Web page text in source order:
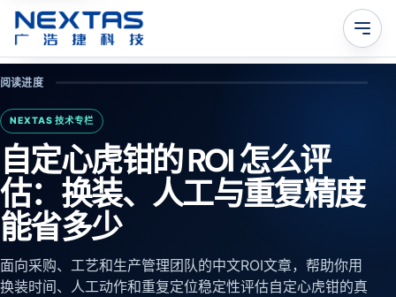
阅读进度
NEXTAS 技术专栏
自定心虎钳的 ROI 怎么评
估：换装、人工与重复精度
能省多少
面向采购、工艺和生产管理团队的中文ROI文章，帮助你用
换装时间、人工动作和重复定位稳定性评估自定心虎钳的真